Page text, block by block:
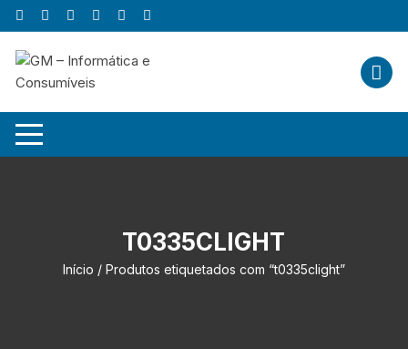
Skip
to
content
T0335CLIGHT
Início / Produtos etiquetados com “t0335clight”